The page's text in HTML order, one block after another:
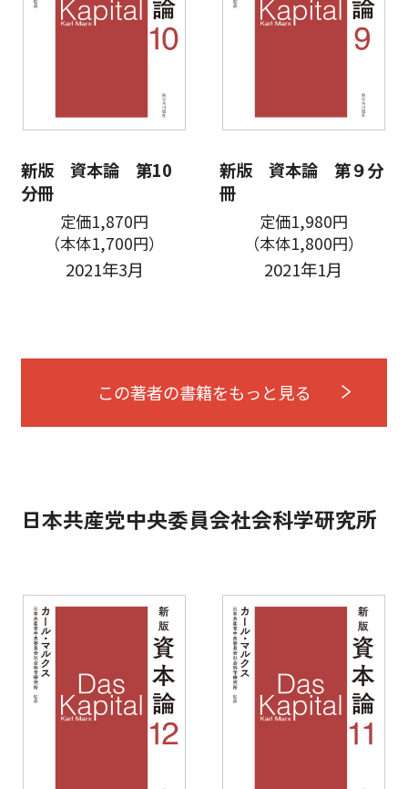
新版 資本論 第10
分冊
定価1,870円
（本体1,700円）
2021年3月
新版 資本論 第９分
冊
定価1,980円
（本体1,800円）
2021年1月
この著者の書籍をもっと見る
日本共産党中央委員会社会科学研究所